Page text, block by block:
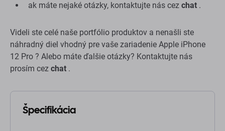
ak máte nejaké otázky, kontaktujte nás cez chat .
Videli ste celé naše portfólio produktov a nenašli ste
náhradný diel vhodný pre vaše zariadenie Apple iPhone
12 Pro ? Alebo máte ďalšie otázky? Kontaktujte nás
prosím cez chat .
Špecifikácia